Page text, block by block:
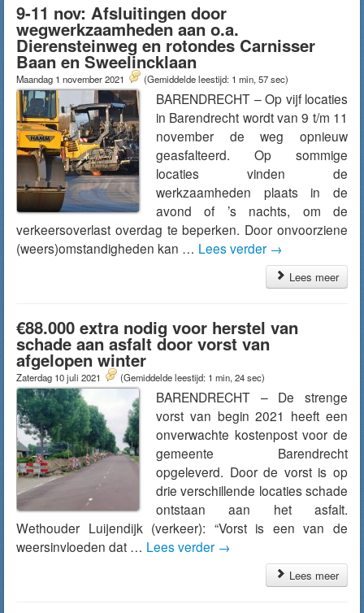
9-11 nov: Afsluitingen door
wegwerkzaamheden aan o.a.
Dierensteinweg en rotondes Carnisser
Baan en Sweelincklaan
Maandag 1 november 2021 (Gemiddelde leestijd: 1 min, 57 sec)
BARENDRECHT – Op vijf locaties
in Barendrecht wordt van 9 t/m 11
november de weg opnieuw
geasfalteerd. Op sommige
locaties vinden de
werkzaamheden plaats in de
avond of ’s nachts, om de
verkeersoverlast overdag te beperken. Door onvoorziene
(weers)omstandigheden kan … Lees verder →
Lees meer
€88.000 extra nodig voor herstel van
schade aan asfalt door vorst van
afgelopen winter
Zaterdag 10 juli 2021 (Gemiddelde leestijd: 1 min, 24 sec)
BARENDRECHT – De strenge
vorst van begin 2021 heeft een
onverwachte kostenpost voor de
gemeente Barendrecht
opgeleverd. Door de vorst is op
drie verschillende locaties schade
ontstaan aan het asfalt.
Wethouder Luijendijk (verkeer): “Vorst is een van de
weersinvloeden dat … Lees verder →
Lees meer